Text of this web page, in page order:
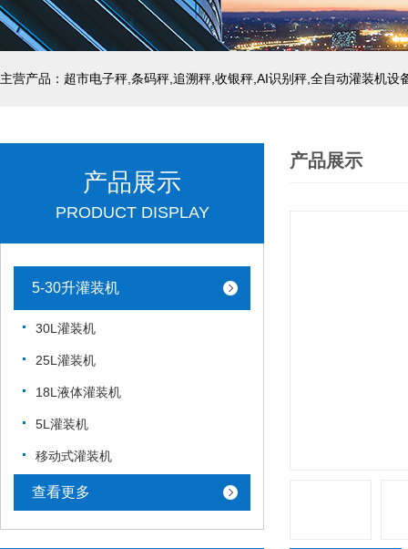
主营产品：超市电子秤,条码秤,追溯秤,收银秤,AI识别秤,全自动灌装机设
产品展示
PRODUCT DISPLAY
5-30升灌装机
30L灌装机
25L灌装机
18L液体灌装机
5L灌装机
移动式灌装机
查看更多
产品展示